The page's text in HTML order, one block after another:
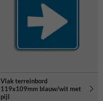
Vlak terreinbord
119x109mm blauw/wit met
pijl